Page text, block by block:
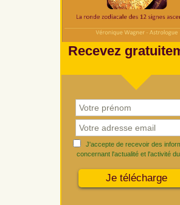
Recevez
J'accepte de recevoir des
concernant l'actualité et l'activité du